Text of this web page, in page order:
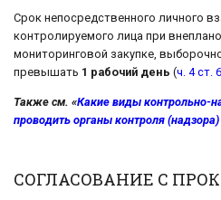
Срок непосредственного личного
контролируемого лица при
мониторинговой закупке,
превышать 1 рабочий день (ч. 4 ст.
Также см. «Какие виды контрольно-
проводить органы контроля (надзора)
СОГЛАСОВАНИЕ С